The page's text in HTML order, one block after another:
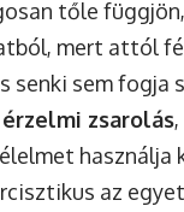
tőle függjön,
mert attól
senki sem fogja
érzelmi zsarolás
használja
az